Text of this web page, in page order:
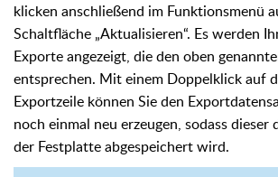
klicken anschließend im Funktionsmenü
Schaltfläche „Aktualisieren“. Es werden
Exporte angezeigt, die den oben
entsprechen. Mit einem Doppelklick auf
Exportzeile können Sie den
noch einmal neu erzeugen, sodass dieser
der Festplatte abgespeichert wird.